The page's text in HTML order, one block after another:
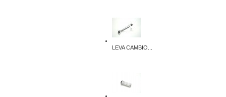
LEVA CAMBIO...